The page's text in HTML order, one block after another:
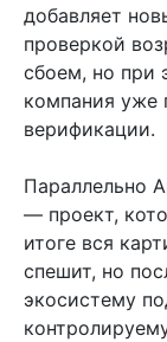
добавляет
проверкой
сбоем, но при
компания уже
верификации.
Параллельно
— проект,
итоге вся
спешит, но
экосистему